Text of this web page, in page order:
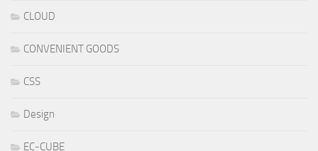
CLOUD
CONVENIENT GOODS
CSS
Design
EC-CUBE